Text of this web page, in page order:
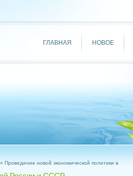
ГЛАВНАЯ НОВОЕ
» Проведение новой экономической политики в